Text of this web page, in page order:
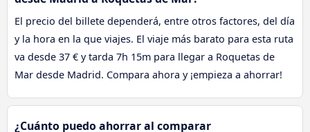
El precio del billete dependerá, entre otros factores, del día
y la hora en la que viajes. El viaje más barato para esta ruta
va desde 37 € y tarda 7h 15m para llegar a Roquetas de
Mar desde Madrid. Compara ahora y ¡empieza a ahorrar!
¿Cuánto puedo ahorrar al comparar